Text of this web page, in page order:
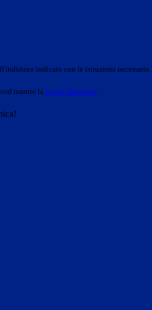
indicato con le istruzioni necessarie.
tramite la Login Spaggiari